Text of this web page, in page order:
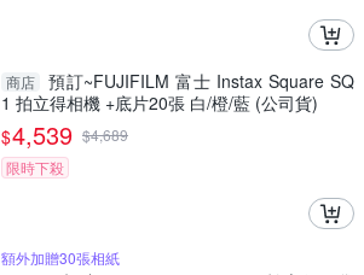
商店
預訂~FUJIFILM 富士 Instax Square SQ
1 拍立得相機 +底片20張 白/橙/藍 (公司貨)
$4,539 $4,689
限時下殺
額外加贈30張相紙